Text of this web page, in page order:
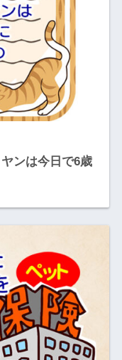
ンは今日で6歳